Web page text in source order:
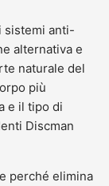
sistemi anti-
alternativa e
naturale del
più
e il tipo di
Discman
perché elimina